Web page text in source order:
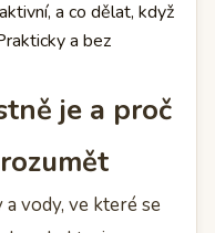
a co dělat, když
a bez
je a proč
vody, ve které se